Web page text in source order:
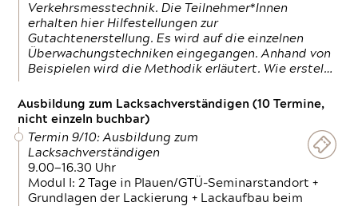
Verkehrsmesstechnik. Die Teilnehmer*Innen
erhalten hier Hilfestellungen zur
Gutachtenerstellung. Es wird auf die einzelnen
Überwachungstechniken eingegangen. Anhand von
Beispielen wird die Methodik erläutert. Wie erstel…
Ausbildung zum Lacksachverständigen (10 Termine,
nicht einzeln buchbar)
Termin 9/10: Ausbildung zum
Lacksachverständigen
9.00—16.30 Uhr
Modul I: 2 Tage in Plauen/GTÜ-Seminarstandort +
Grundlagen der Lackierung + Lackaufbau beim